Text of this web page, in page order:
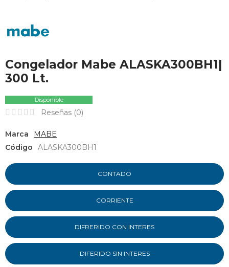
Congelador Mabe ALASKA300BH1|
300 Lt.
Disponible
Reseñas (0)
Marca
MABE
Código
ALASKA300BH1
CONTADO
CORRIENTE
DIFRERIDO CON INTERES
DIFERIDO SIN INTERES